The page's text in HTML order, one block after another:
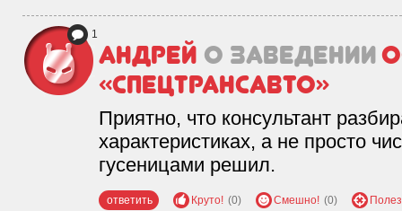
1
Андрей о заведении
«Спецтрансавто»
Приятно, что консультант
характеристиках, а не просто
гусеницами решил.
ответить Круто! (0) Смешно! (0)